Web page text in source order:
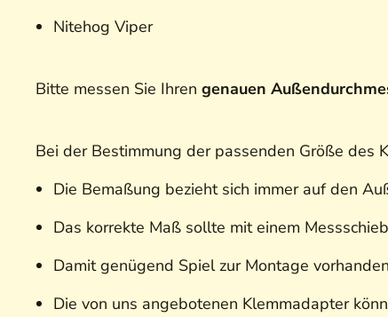
Nitehog Viper
Bitte messen Sie Ihren genauen
Bei der Bestimmung der passenden Größe des
Die Bemaßung bezieht sich immer auf den
Das korrekte Maß sollte mit einem
Damit genügend Spiel zur Montage
Die von uns angebotenen Klemmadapter